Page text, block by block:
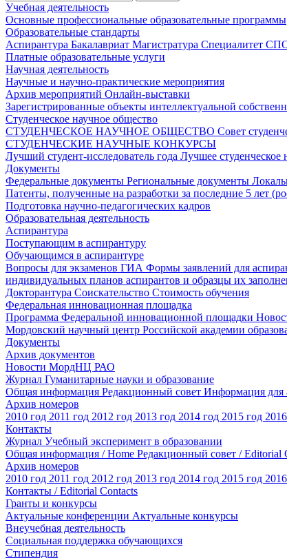
Учебная деятельность
Основные профессиональные образовательные программы
Образовательные стандарты
Аспирантура Бакалавриат Магистратура Специалитет
Платные образовательные услуги
Научная деятельность
Научные и научно-практические мероприятия
Архив мероприятий Онлайн-выставки
Зарегистрированные объекты интеллектуальной
Студенческое научное общество
СТУДЕНЧЕСКОЕ НАУЧНОЕ ОБЩЕСТВО Совет
СТУДЕНЧЕСКИЕ НАУЧНЫЕ КОНКУРСЫ
Лучший студент-исследователь года Лучшее
Документы
Федеральные документы Региональные документы
Патенты, полученные на разработки за последние 5 лет
Подготовка научно-педагогических кадров
Образовательная деятельность
Аспирантура
Поступающим в аспирантуру
Обучающимся в аспирантуре
Вопросы для экзаменов ГИА Формы заявлений для
индивидуальных планов аспирантов и образцы их
Докторантура Соискательство Стоимость обучения
Федеральная инновационная площадка
Программа Федеральной инновационной площадки
Мордовский научный центр Российской академии
Документы
Архив документов
Новости МордНЦ РАО
Журнал Гуманитарные науки и образование
Общая информация Редакционный совет Информация для
Архив номеров
2010 год 2011 год 2012 год 2013 год 2014 год 2015 год
Контакты
Журнал Учебный эксперимент в образовании
Общая информация / Home Редакционный совет / Editorial
Архив номеров
2010 год 2011 год 2012 год 2013 год 2014 год 2015 год
Контакты / Editorial Contacts
Гранты и конкурсы
Актуальные конференции Актуальные конкурсы
Внеучебная деятельность
Социальная поддержка обучающихся
Стипендия